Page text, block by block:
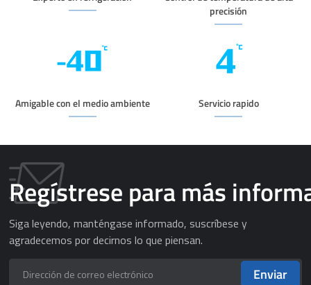
precisión
Amigable con el medio ambiente Servicio rapido
Regístrese para más
Siga leyendo, manténgase informado, suscríbese y
agradecemos por decirnos lo que piensan.
Enviar